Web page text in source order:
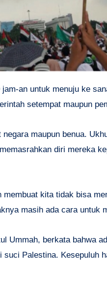
setempat maupun
maupun benua.
diri mereka
kita tidak bisa
masih ada cara untuk
Ummah, berkata bahwa
Palestina. Kesepuluh